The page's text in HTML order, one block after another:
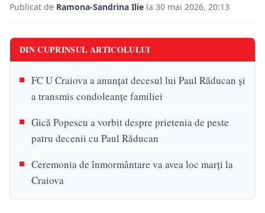
Publicat de Ramona-Sandrina Ilie la 30 mai 2026, 20:13
DIN CUPRINSUL ARTICOLULUI
FC U Craiova a anunțat decesul lui Paul Răducan și
a transmis condoleanțe familiei
Gică Popescu a vorbit despre prietenia de peste
patru decenii cu Paul Răducan
Ceremonia de înmormântare va avea loc marți la
Craiova